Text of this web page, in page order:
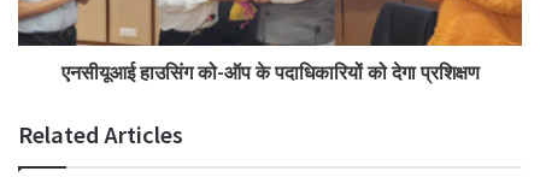
एनसीयूआई हाउसिंग को-ऑप के पदाधिकारियों को देगा प्रशिक्षण
Related Articles